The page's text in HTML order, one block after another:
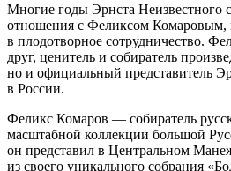
Многие годы Эрнста Неизвестного
отношения с Феликсом Комаровым,
в плодотворное сотрудничество.
друг, ценитель и собиратель
но и официальный представитель
в России.
Феликс Комаров — собиратель
масштабной коллекции большой
он представил в Центральном
из своего уникального собрания